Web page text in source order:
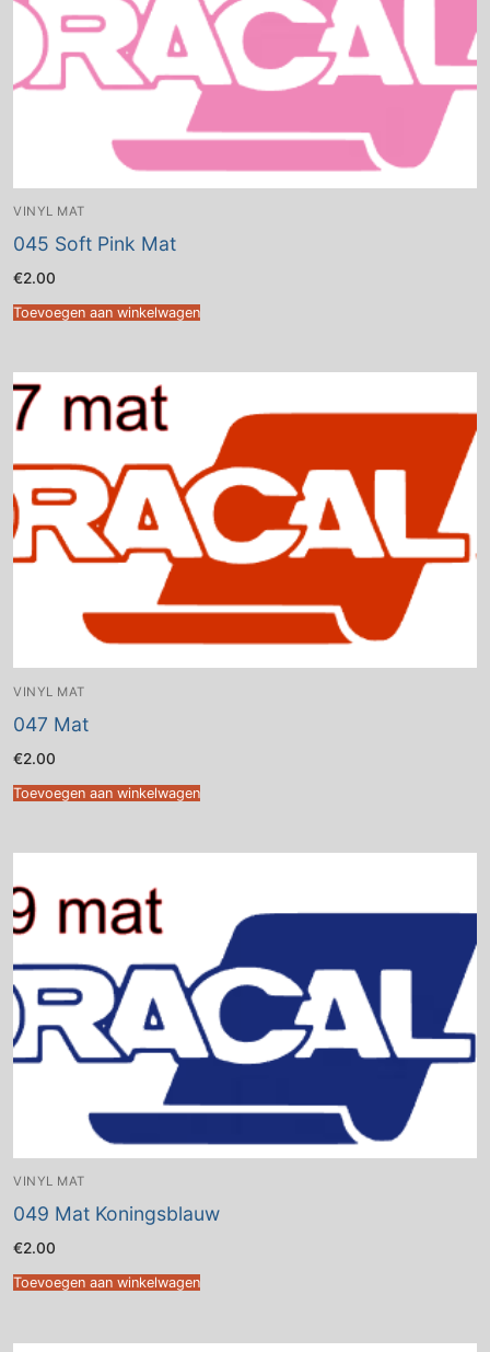
VINYL MAT
045 Soft Pink Mat
€2.00
Toevoegen aan winkelwagen
VINYL MAT
047 Mat
€2.00
Toevoegen aan winkelwagen
VINYL MAT
049 Mat Koningsblauw
€2.00
Toevoegen aan winkelwagen